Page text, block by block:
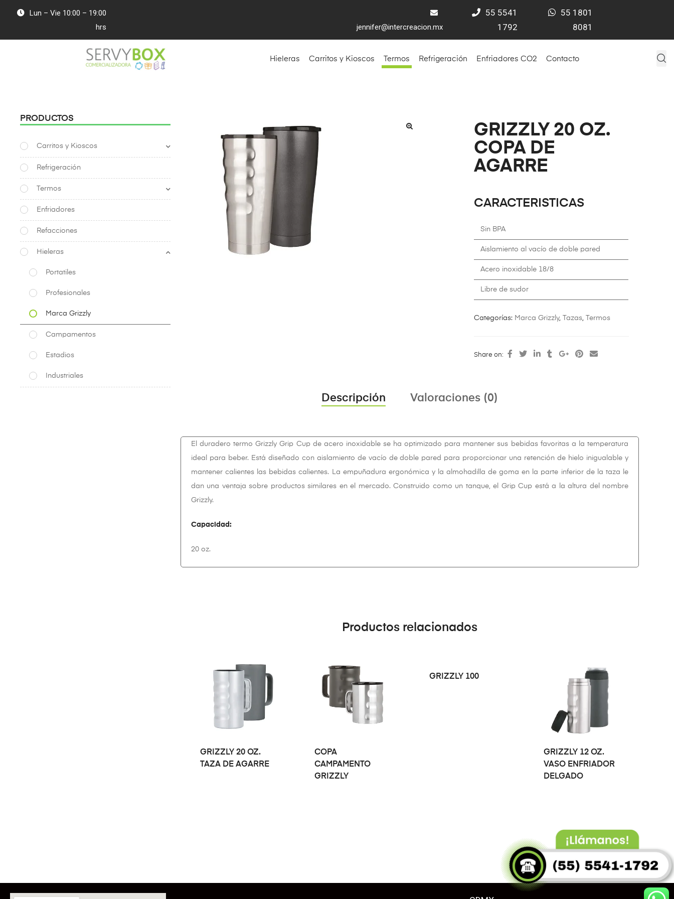
Lun – Vie 10:00 – 19:00
hrs
jennifer@intercreacion.mx
55 5541
1792
55 1801
8081
Hieleras Carritos y Kioscos Termos Refrigeración Enfriadores CO2 Contacto
GRIZZLY 20 OZ.
COPA DE
AGARRE
CARACTERISTICAS
Sin BPA
Aislamiento al vacío de doble pared
Acero inoxidable 18/8
Libre de sudor
Categorías: Marca Grizzly, Tazas, Termos
Share on:
Descripción Valoraciones (0)
El duradero termo Grizzly Grip Cup de acero inoxidable se ha optimizado para mantener sus bebidas favoritas a la temperatura
ideal para beber. Está diseñado con aislamiento de vacío de doble pared para proporcionar una retención de hielo inigualable y
mantener calientes las bebidas calientes. La empuñadura ergonómica y la almohadilla de goma en la parte inferior de la taza le
dan una ventaja sobre productos similares en el mercado. Construido como un tanque, el Grip Cup está a la altura del nombre
Grizzly.
Capacidad:
20 oz.
Productos relacionados
LEER MÁS
GRIZZLY 20 OZ.
TAZA DE AGARRE
COPA
CAMPAMENTO
GRIZZLY
LEER MÁS
GRIZZLY 100
LEER MÁS
GRIZZLY 12 OZ.
VASO ENFRIADOR
DELGADO
PRODUCTOS
Carritos y Kioscos
Refrigeración
Termos
Enfriadores
Refacciones
Hieleras
Portatiles
Profesionales
Marca Grizzly
Campamentos
Estadios
Industriales